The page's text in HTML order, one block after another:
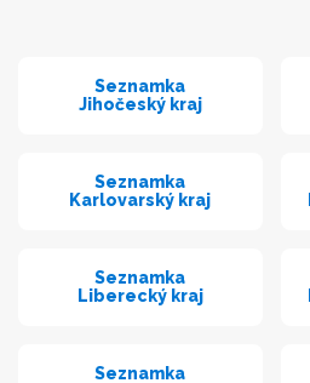
Seznamka
Jihočeský kraj
Seznamka
Karlovarský kraj
Seznamka
Liberecký kraj
Seznamka